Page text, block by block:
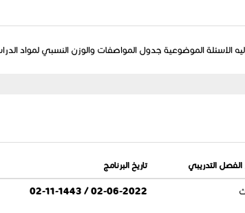
الاسئلة الموضوعية جدول المواصفات والوزن النسبي لمواد
التدريبي تاريخ البرنامج
02-06-2022 / 02-11-1443